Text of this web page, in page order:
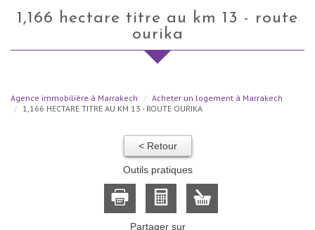
1,166 hectare titre au km 13 - route
ourika
Agence immobilière à Marrakech
Acheter un logement à Marrakech
1,166 HECTARE TITRE AU KM 13 - ROUTE OURIKA
< Retour
Outils pratiques
Partager sur